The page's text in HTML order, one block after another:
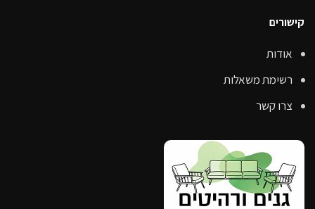
קישורים
אודות
רשימת משאלות
צרו קשר